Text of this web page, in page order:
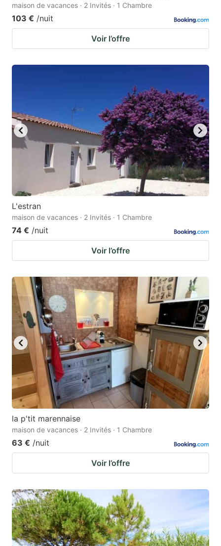
maison de vacances · 2 Invités · 1 Chambre
103 € /nuit
Voir l’offre
L'estran
maison de vacances · 2 Invités · 1 Chambre
74 € /nuit
Voir l’offre
la p'tit marennaise
maison de vacances · 2 Invités · 1 Chambre
63 € /nuit
Voir l’offre